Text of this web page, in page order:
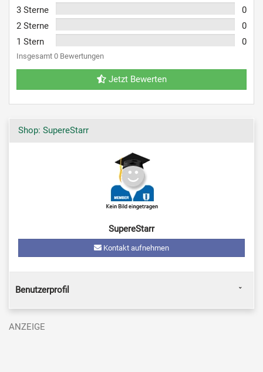
3 Sterne
0
2 Sterne
0
1 Stern
0
Insgesamt 0 Bewertungen
Jetzt Bewerten
Shop: SupereStarr
SupereStarr
Kontakt aufnehmen
Benutzerprofil